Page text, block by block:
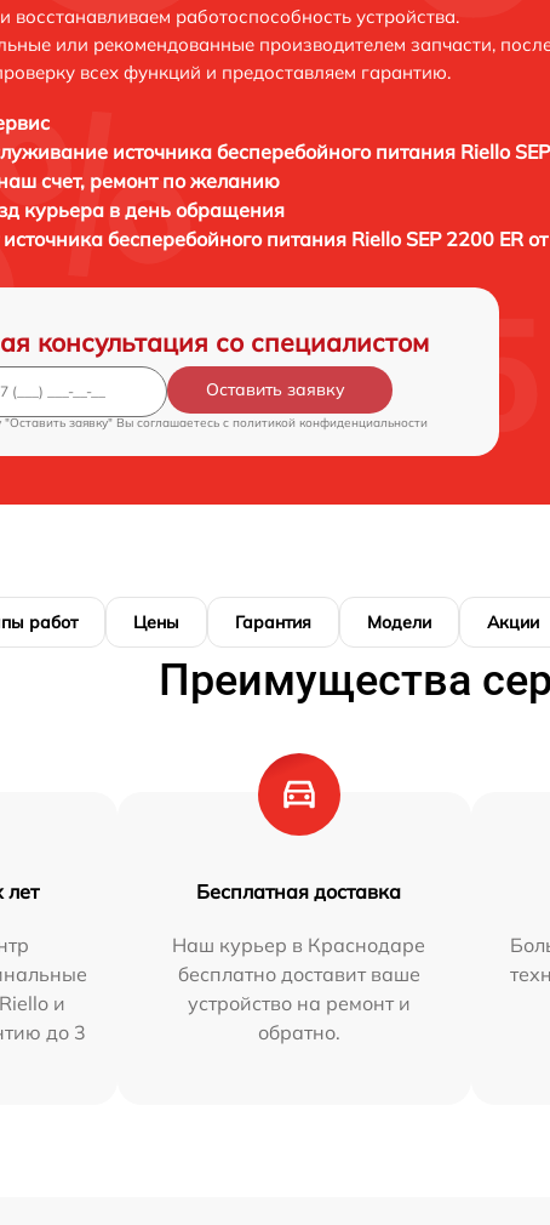
восстанавливаем работоспособность устройства.
или рекомендованные производителем запчасти,
всех функций и предоставляем гарантию.
источника бесперебойного питания Riello
счет, ремонт по желанию
курьера в день обращения
источника бесперебойного питания Riello SEP 2200 ER
консультация со специалистом
Оставить заявку
заявку" Вы соглашаетесь c политикой конфиденциальности
работ Цены Гарантия Модели Акции
Преимущества
лет
и
до 3
Бесплатная доставка
Наш курьер в Краснодаре
бесплатно доставит ваше
устройство на ремонт и
обратно.